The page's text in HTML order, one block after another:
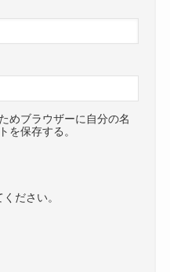
めブラウザーに自分の名
を保存する。
ださい。